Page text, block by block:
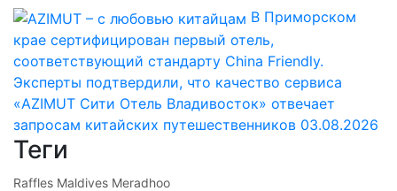
В Приморском
крае сертифицирован первый отель,
соответствующий стандарту China Friendly.
Эксперты подтвердили, что качество сервиса
«AZIMUT Сити Отель Владивосток» отвечает
запросам китайских путешественников 03.08.2026
Теги
Raffles Maldives Meradhoo